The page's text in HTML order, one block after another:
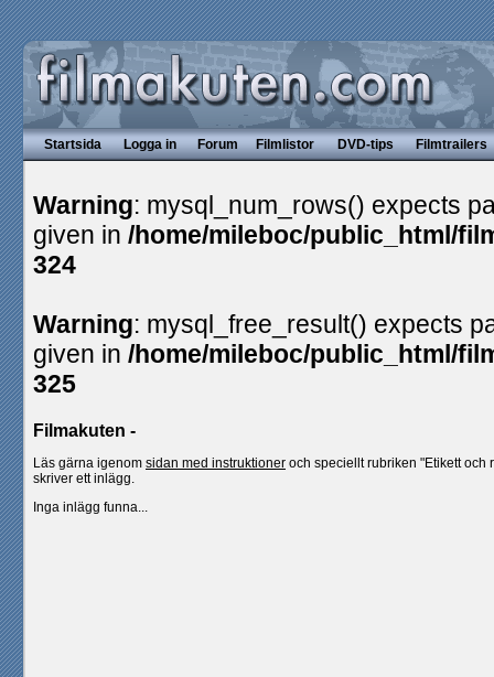
Startsida Logga in Forum Filmlistor DVD-tips Filmtrailers
Warning: mysql_num_rows() expects
given in /home/mileboc/public_html/
324
Warning: mysql_free_result() expects
given in /home/mileboc/public_html/
325
Filmakuten -
Läs gärna igenom sidan med instruktioner och speciellt rubriken "Etikett och
skriver ett inlägg.
Inga inlägg funna...